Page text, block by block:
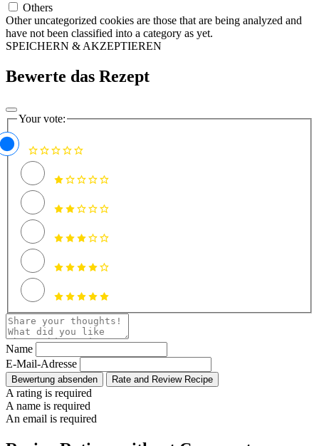
Others
Other uncategorized cookies are those that are being analyzed and
have not been classified into a category as yet.
SPEICHERN & AKZEPTIEREN
Bewerte das Rezept
Your vote:
Name
E-Mail-Adresse
Bewertung absenden Rate and Review Recipe
A rating is required
A name is required
An email is required